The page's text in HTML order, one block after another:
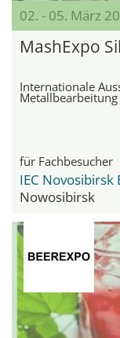
02. - 05. März
MashExpo
Internationale
Metallbearbeitung
für Fachbesucher
IEC Novosibirsk
Nowosibirsk